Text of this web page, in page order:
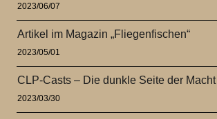
2023/06/07
Artikel im Magazin „Fliegenfischen“
2023/05/01
CLP-Casts – Die dunkle Seite der Macht
2023/03/30